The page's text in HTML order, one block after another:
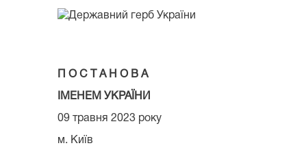
П О С Т А Н О В А
ІМЕНЕМ УКРАЇНИ
09 травня 2023 року
м. Київ